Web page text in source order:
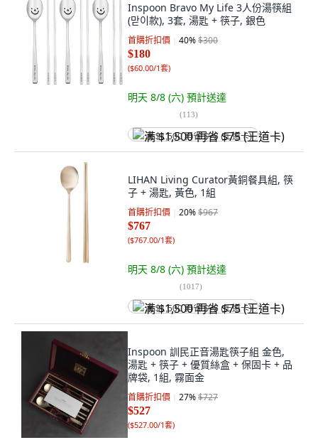
Inspoon Bravo My Life 3人份湯筷組
(맏이款), 3套, 湯匙 + 筷子, 銀色
首購折扣價 40%$300
$180
($60.00/1套)
明天 8/8 (六) 預計送達
(113)
满 $1,500 再省 $75 (王道卡)
LIHAN Living Curator黃銅餐具組, 筷
子 + 湯匙, 黃色, 1組
首購折扣價 20%$967
$767
($767.00/1套)
明天 8/8 (六) 預計送達
(1017)
满 $1,500 再省 $75 (王道卡)
Inspoon 訓民正音湯匙筷子組 金色,
湯匙 + 筷子 + 優質絲盒 + 保固卡 + 品
牌袋, 1組, 霧面金
首購折扣價 27%$727
$527
($527.00/1套)